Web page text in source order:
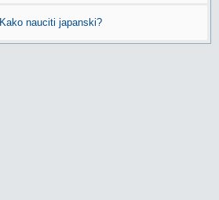
Kako nauciti japanski?